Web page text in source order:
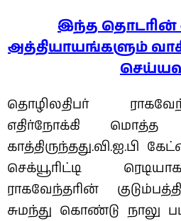
இந்த
அத்தியாயங்களும்
தொழிலதிபர்
எதிர்நோக்கி மொத்த
காத்திருந்தது.வி.ஐ.பி
செக்யூரிட்டி
ராகவேந்தரின்
சுமந்து கொண்டு நாலு